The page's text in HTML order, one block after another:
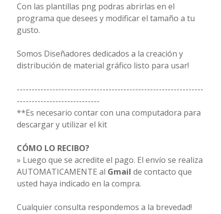
Con las plantillas png podras abrirlas en el
programa que desees y modificar el tamaño a tu
gusto.
Somos Diseñadores dedicados a la creación y
distribución de material gráfico listo para usar!
---------------------------------------------------------------
----------------------------
**Es necesario contar con una computadora para
descargar y utilizar el kit
CÓMO LO RECIBO?
» Luego que se acredite el pago. El envío se realiza
AUTOMATICAMENTE al Gmail de contacto que
usted haya indicado en la compra.
Cualquier consulta respondemos a la brevedad!